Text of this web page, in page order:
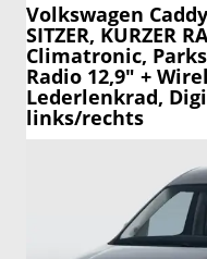
Volkswagen Caddy
SITZER, KURZER
Climatronic,
Radio 12,9" +
Lederlenkrad,
links/rechts